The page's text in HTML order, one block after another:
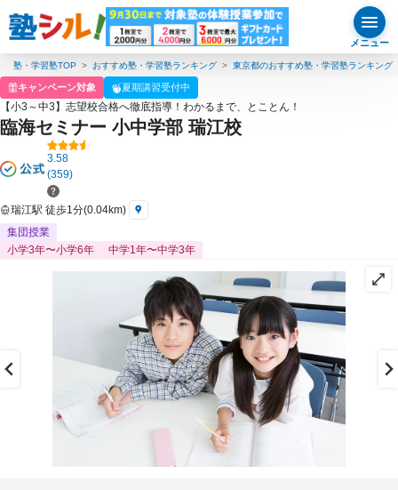
メニュー
塾・学習塾TOP おすすめ塾・学習塾ランキング 東京都のおすすめ塾・学習塾ランキング
キャンペーン対象 夏期講習受付中
【小3～中3】志望校合格へ徹底指導！わかるまで、とことん！
臨海セミナー 小中学部 瑞江校
3.58
(359)
瑞江駅 徒歩1分(0.04km)
集団授業
小学3年〜小学6年
中学1年〜中学3年